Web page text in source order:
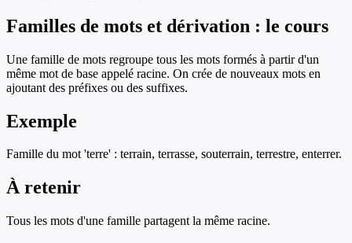
Familles de mots et dérivation : le cours
Une famille de mots regroupe tous les mots formés à partir d'un
même mot de base appelé racine. On crée de nouveaux mots en
ajoutant des préfixes ou des suffixes.
Exemple
Famille du mot 'terre' : terrain, terrasse, souterrain, terrestre, enterrer.
À retenir
Tous les mots d'une famille partagent la même racine.